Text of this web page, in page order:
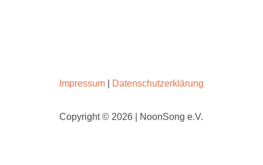
Impressum| Datenschutzerklärung
Copyright © 2026 | NoonSong e.V.